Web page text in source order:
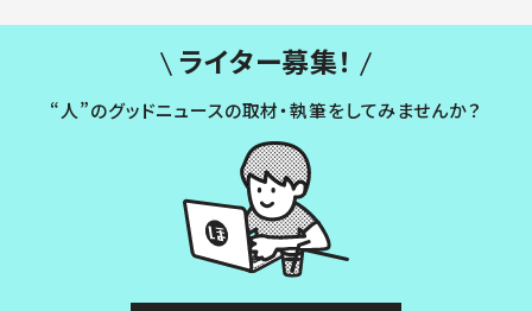
ライター募集！
“人”のグッドニュースの取材・執筆をしてみませんか？